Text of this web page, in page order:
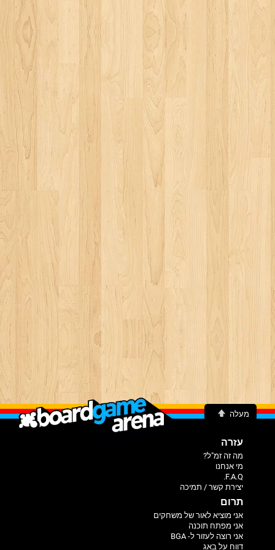
מעלה
עזרה
מה זה זמ"ל?
מי אנחנו
F.A.Q.
יצירת קשר / תמיכה
תרום
אני מוציא לאור של משחקים
אני מפתח תוכנה
אני רוצה לעזור ל- BGA
דווח על באג